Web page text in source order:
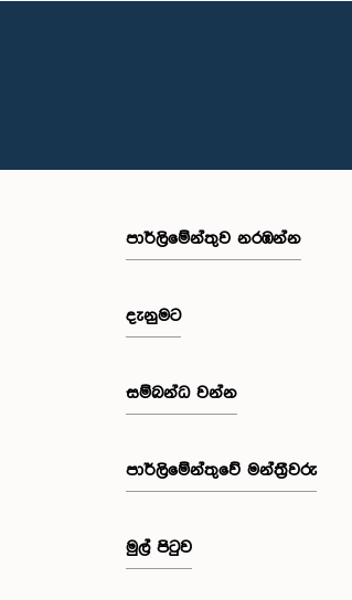
පාර්ලි‌මේන්තුව නරඹන්න
දැනුමට
සම්බන්ධ වන්න
පාර්ලි‌මේන්තුවේ මන්ත්‍රීවරු
මුල් පිටුව